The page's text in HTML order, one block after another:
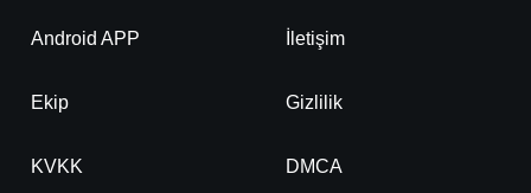
Android APP İletişim
Ekip Gizlilik
KVKK DMCA